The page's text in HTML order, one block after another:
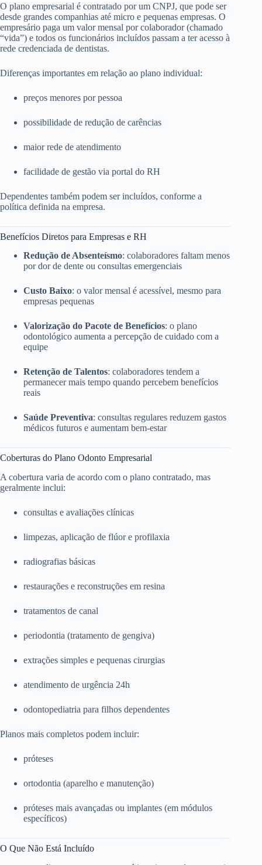
O plano empresarial é contratado por um CNPJ, que pode ser
desde grandes companhias até micro e pequenas empresas. O
empresário paga um valor mensal por colaborador (chamado
“vida”) e todos os funcionários incluídos passam a ter acesso à
rede credenciada de dentistas.
Diferenças importantes em relação ao plano individual:
preços menores por pessoa
possibilidade de redução de carências
maior rede de atendimento
facilidade de gestão via portal do RH
Dependentes também podem ser incluídos, conforme a
política definida na empresa.
Benefícios Diretos para Empresas e RH
Redução de Absenteísmo: colaboradores faltam menos
por dor de dente ou consultas emergenciais
Custo Baixo: o valor mensal é acessível, mesmo para
empresas pequenas
Valorização do Pacote de Benefícios: o plano
odontológico aumenta a percepção de cuidado com a
equipe
Retenção de Talentos: colaboradores tendem a
permanecer mais tempo quando percebem benefícios
reais
Saúde Preventiva: consultas regulares reduzem gastos
médicos futuros e aumentam bem-estar
Coberturas do Plano Odonto Empresarial
A cobertura varia de acordo com o plano contratado, mas
geralmente inclui:
consultas e avaliações clínicas
limpezas, aplicação de flúor e profilaxia
radiografias básicas
restaurações e reconstruções em resina
tratamentos de canal
periodontia (tratamento de gengiva)
extrações simples e pequenas cirurgias
atendimento de urgência 24h
odontopediatria para filhos dependentes
Planos mais completos podem incluir:
próteses
ortodontia (aparelho e manutenção)
próteses mais avançadas ou implantes (em módulos
específicos)
O Que Não Está Incluído